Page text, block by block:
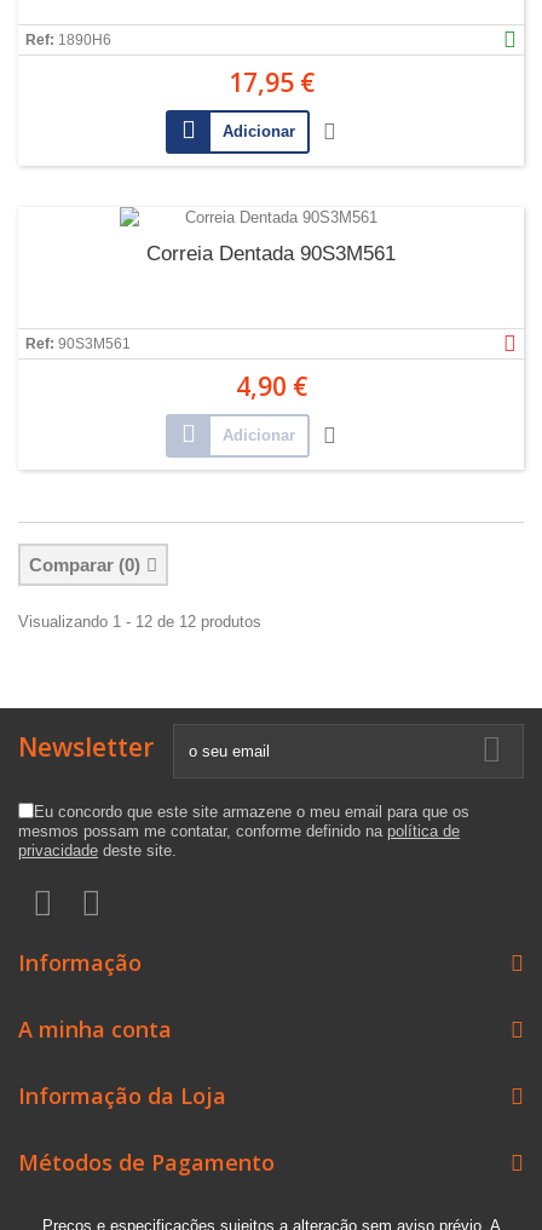
Ref: 1890H6
17,95 €
Adicionar
Correia Dentada 90S3M561
Ref: 90S3M561
4,90 €
Adicionar
Comparar (0)
Visualizando 1 - 12 de 12 produtos
Newsletter
Eu concordo que este site armazene o meu email para que os
mesmos possam me contatar, conforme definido na política de
privacidade deste site.
Informação
A minha conta
Informação da Loja
Métodos de Pagamento
Preços e especificações sujeitos a alteração sem aviso prévio. A